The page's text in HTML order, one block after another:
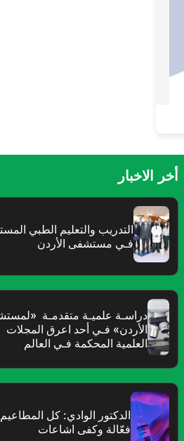
أخر الاخبار
‬فـي‭ ‬مستشفى‭ ‬الأردن
‬العلمية‭ ‬المحكمة‭ ‬فـي‭ ‬العالم‭ ‬
الدكتور الوادي: كل المطاعيم
فعّالة وكفى اشاعات